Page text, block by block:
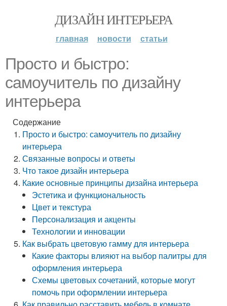
ДИЗАЙН ИНТЕРЬЕРА
главная новости статьи
Просто и быстро:
самоучитель по дизайну
интерьера
Содержание
Просто и быстро: самоучитель по дизайну
интерьера
Связанные вопросы и ответы
Что такое дизайн интерьера
Какие основные принципы дизайна интерьера
Эстетика и функциональность
Цвет и текстура
Персонализация и акценты
Технологии и инновации
Как выбрать цветовую гамму для интерьера
Какие факторы влияют на выбор палитры для
оформления интерьера
Схемы цветовых сочетаний, которые могут
помочь при оформлении интерьера